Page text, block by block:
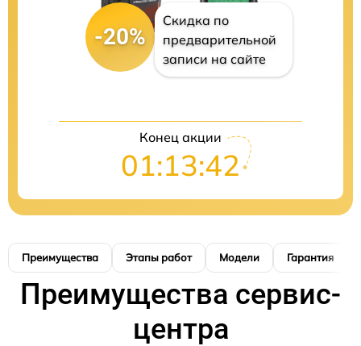
-20%
Скидка по
предварительной
записи на сайте
Конец акции
01:13:41
Преимущества Этапы работ Модели Гарантия
Преимущества сервис-
центра